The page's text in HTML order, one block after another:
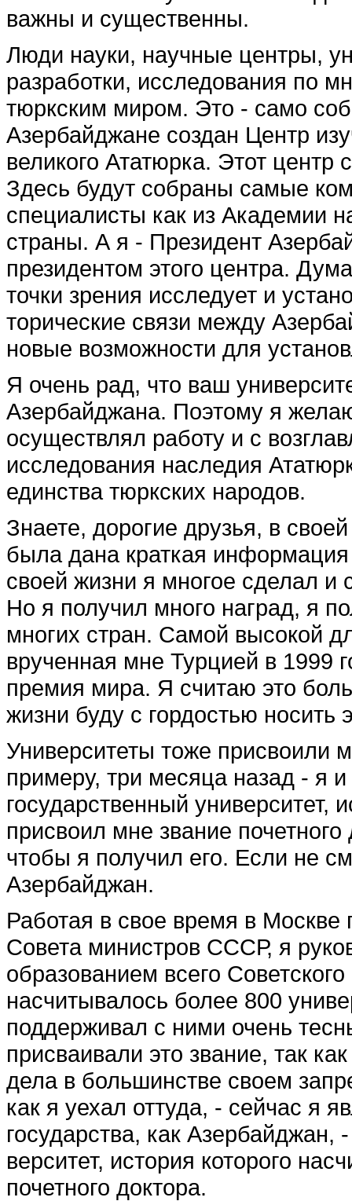
важны и существен­ны.
Люди науки, научные центры,
разработки, исследования по
тюркским миром. Это - само
Азербайджане создан Центр
великого Ататюрка. Этот центр
Здесь будут собраны самые
специалисты как из Академии
страны. А я - Президент
президентом этого центра.
точки зрения исследует и
торические связи между
новые возможности для
Я очень рад, что ваш
Азербайджана. Поэто­му я
осуществлял работу и с
исследования на­следия
единства тюркских народов.
Знаете, дорогие друзья, в
была дана краткая
своей жизни я многое сделал и
Но я полу­чил много наград, я
многих стран. Самой высокой
врученная мне Турцией в 1999
премия мира. Я считаю это
жизни буду с гордостью носить
Университеты тоже присвои­ли
примеру, три месяца назад - я
государственный университет,
присвоил мне звание
что­бы я получил его. Если не
Азербайджан.
Работая в свое время в
Совета министров СССР, я
образованием всего
насчи­тывалось более 800
поддерживал с ними очень
присваивали это звание, так
дела в большинстве своем
как я уехал отту­да, - сейчас я
государст­ва, как
верситет, история которого
почетного доктора.